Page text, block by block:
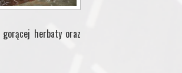
gorącej herbaty oraz